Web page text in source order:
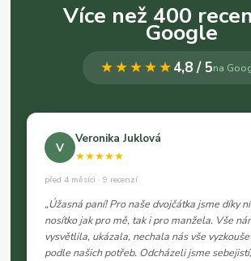
Více než 400
Google
★★★★★4,8 / 5na
V
Veronika Juklová
★★★★★
před 4 měsíci · 9 recenzí
„Úžasná paní! Pro naše dvojčátka jsme díky
nosítko jak pro mě, tak i pro manžela. Vše
vysvětlila, ukázala, nechala nás vše
podle našich potřeb. Odcházeli jsme